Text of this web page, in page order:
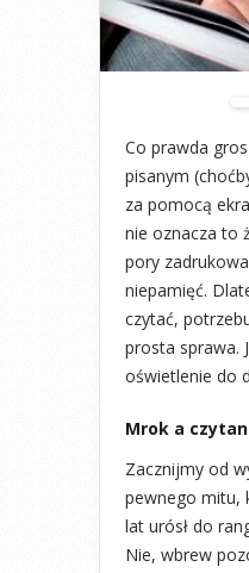
Co prawda
pisanym
za pomocą
nie oznacza to
pory
niepamięć.
czytać,
prosta sprawa.
oświetlenie do
Mrok a
Zacznijmy od
pewnego mitu,
lat urósł do
Nie, wbrew